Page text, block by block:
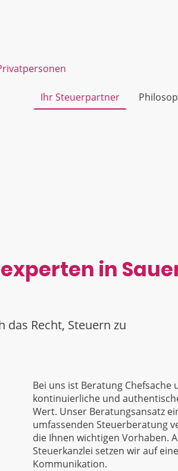
Ihr Steuerpartner
in
das Recht, Steuern zu
Bei uns ist Beratung
kontinuierliche und
Wert. Unser Beratungsansatz
umfassenden Steuerberatung
die Ihnen wichtigen Vorhaben.
Steuerkanzlei setzen wir auf
Kommunikation.